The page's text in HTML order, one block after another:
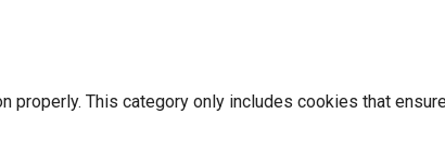
This category only includes cookies that